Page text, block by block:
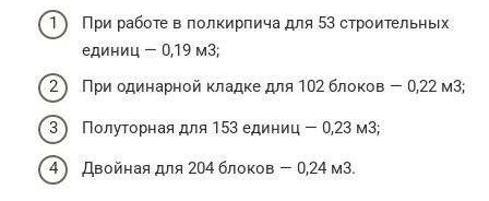
При работе в полкирпича для 53 строительных
единиц — 0,19 м3;
При одинарной кладке для 102 блоков — 0,22 м3;
Полуторная для 153 единиц — 0,23 м3;
Двойная для 204 блоков — 0,24 м3.